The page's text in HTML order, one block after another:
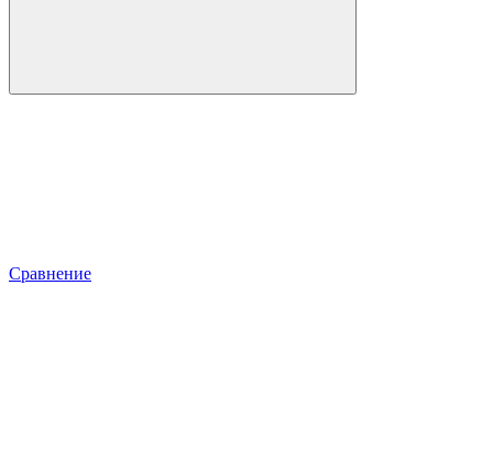
Сравнение